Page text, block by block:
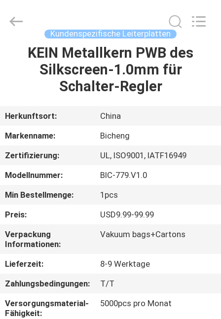
HAUSE
VIDEOS
ÜBER
UNS
WERKSBESICHTIGUNG
QUALITÄTSKONTROLLE
MIT
UNS
Kundenspezifische Leiterplatten
KEIN Metallkern PWB des
Silkscreen-1.0mm für
Schalter-Regler
Herkunftsort:
China
Markenname:
Bicheng
Zertifizierung:
UL, ISO9001, IATF16949
Modellnummer:
BIC-779.V1.0
Min Bestellmenge:
1pcs
Preis:
USD9.99-99.99
Verpackung
Informationen:
Vakuum bags+Cartons
Lieferzeit:
8-9 Werktage
Zahlungsbedingungen:
T/T
Versorgungsmaterial-
Fähigkeit:
5000pcs pro Monat